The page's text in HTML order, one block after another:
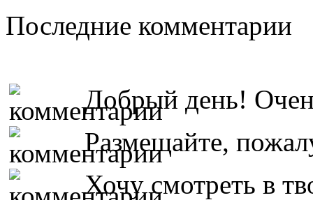
Последние комментарии
Добрый день!
Размещайте,
Хочу смотреть в